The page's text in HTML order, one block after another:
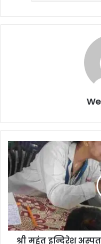
श्री महंत इन्दिरेश